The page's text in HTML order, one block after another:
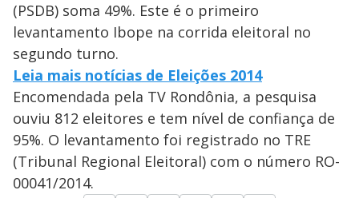
(PSDB) soma 49%. Este é o primeiro
levantamento Ibope na corrida eleitoral no
segundo turno.
Leia mais notícias de Eleições 2014
Encomendada pela TV Rondônia, a pesquisa
ouviu 812 eleitores e tem nível de confiança de
95%. O levantamento foi registrado no TRE
(Tribunal Regional Eleitoral) com o número RO-
00041/2014.